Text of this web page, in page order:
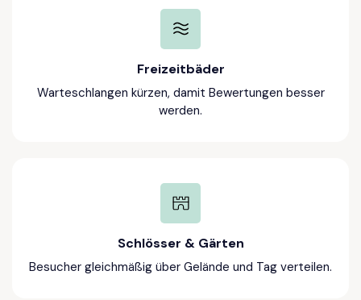
Freizeitbäder
Warteschlangen kürzen, damit Bewertungen besser
werden.
Schlösser & Gärten
Besucher gleichmäßig über Gelände und Tag verteilen.